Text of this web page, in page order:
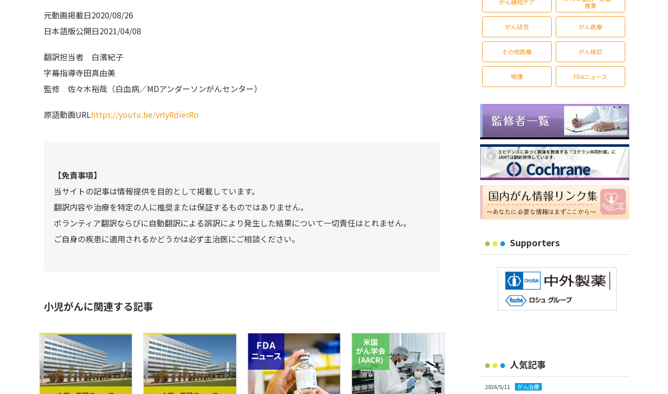
元動画掲載日2020/08/26
日本語版公開日2021/04/08
翻訳担当者 白濱紀子
字幕指導寺田真由美
監修 佐々木裕哉（白血病／MDアンダーソンがんセンター）
原語動画URLhttps://youtu.be/vrlyRdierRo
【免責事項】
当サイトの記事は情報提供を目的として掲載しています。
翻訳内容や治療を特定の人に推奨または保証するものではありません。
ボランティア翻訳ならびに自動翻訳による誤訳により発生した結果について一切責任はとれません。
ご自身の疾患に適用されるかどうかは必ず主治医にご相談ください。
小児がんに関連する記事
食事
がん研究 がん医療
その他医療 がん検診
喫煙 FDAニュース
Supporters
人気記事
2026/5/11 がん治療